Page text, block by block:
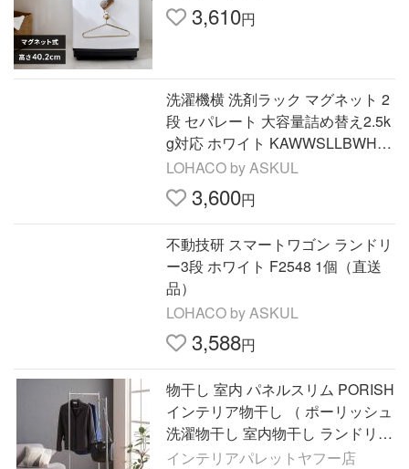
3,610円
洗濯機横 洗剤ラック マグネット 2
段 セパレート 大容量詰め替え2.5k
g対応 ホワイト KAWWSLLBWH
エレコム 1個（直送品）
LOHACO by ASKUL
3,600円
不動技研 スマートワゴン ランドリ
ー3段 ホワイト F2548 1個（直送
品）
LOHACO by ASKUL
3,588円
物干し 室内 パネルスリム PORISH
インテリア物干し （ ポーリッシュ
洗濯物干し 室内物干し ランドリー
ラック ）
インテリアパレットヤフー店